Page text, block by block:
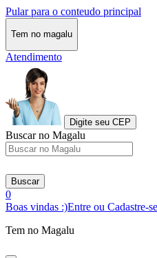
Pular para o conteudo principal
Tem no magalu
Atendimento
Digite seu CEP
Buscar no Magalu
Buscar
0
Boas vindas :)Entre ou Cadastre-se
Tem no Magalu